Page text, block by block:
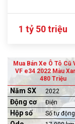
1 tỷ 50 triệu
Mua Bán Xe Ô Tô Cũ
VF e34 2022 Màu
480 Triệu
Năm SX 2022
Động cơ Điện
Hộp số Số tự động